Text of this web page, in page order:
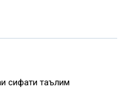
сифати таълим